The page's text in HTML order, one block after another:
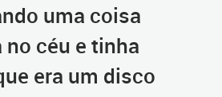
uma coisa
no céu e tinha
era um disco